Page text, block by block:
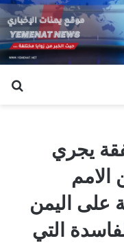
يجري
الامم
على اليمن
التي